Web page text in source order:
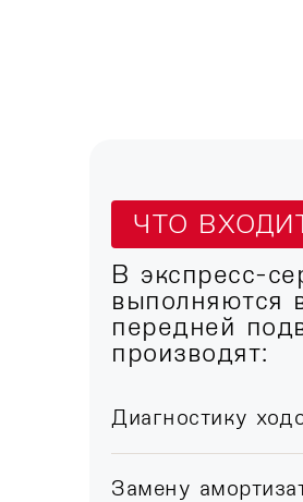
ЧТО
В экспресс-
выполняются
передней
производят:
Диагностику
Замену